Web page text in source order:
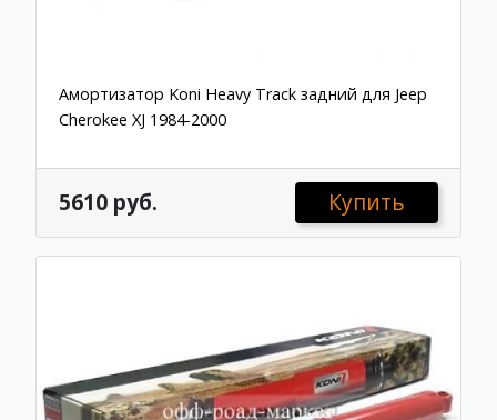
Амортизатор Koni Heavy Track задний для Jeep
Cherokee XJ 1984-2000
5610 руб. Купить